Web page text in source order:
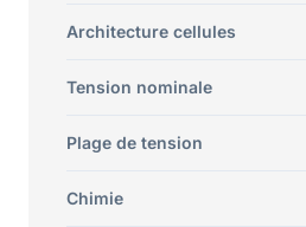
Architecture cellules
Tension nominale
Plage de tension
Chimie